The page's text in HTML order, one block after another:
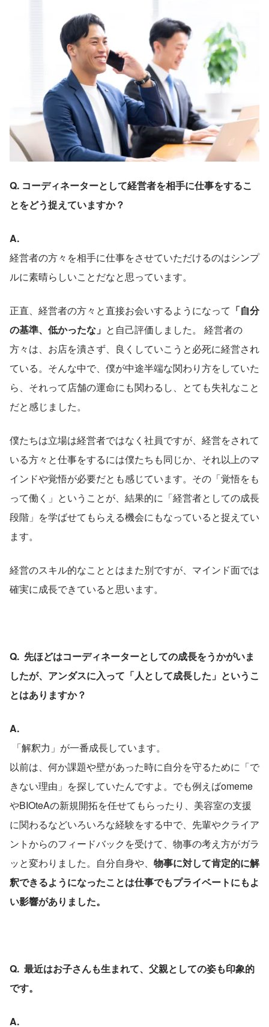
Q. コーディネーターとして経営者を相手に仕事をするこ
とをどう捉えていますか？
A.
経営者の方々を相手に仕事をさせていただけるのはシンプ
ルに素晴らしいことだなと思っています。
正直、経営者の方々と直接お会いするようになって 「自分
の基準、低かったな」 と自己評価しました。 経営者の
方々は、お店を潰さず、良くしていこうと必死に経営され
ている。そんな中で、僕が中途半端な関わり方をしていた
ら、それって店舗の運命にも関わるし、とても失礼なこと
だと感じました。
僕たちは立場は経営者ではなく社員ですが、経営をされて
いる方々と仕事をするには僕たちも同じか、それ以上のマ
インドや覚悟が必要だとも感じています。その「覚悟をも
って働く」ということが、結果的に「経営者としての成長
段階」を学ばせてもらえる機会にもなっていると捉えてい
ます。
経営のスキル的なこととはまた別ですが、マインド面では
確実に成長できていると思います。
Q.  先ほどはコーディネーターとしての成長をうかがいま
したが、アンダスに入って「人として成長した」というこ
とはありますか？
A.
「解釈力」が一番成長しています。
以前は、何か課題や壁があった時に自分を守るために「で
きない理由」を探していたんですよ。でも例えばomeme
やBIOteAの新規開拓を任せてもらったり、美容室の支援
に関わるなどいろいろな経験をする中で、先輩やクライア
ントからのフィードバックを受けて、物事の考え方がガラ
ッと変わりました。自分自身や、 物事に対して肯定的に解
釈できるようになったことは仕事でもプライベートにもよ
い影響がありました。
Q.  最近はお子さんも生まれて、父親としての姿も印象的
です。
A.